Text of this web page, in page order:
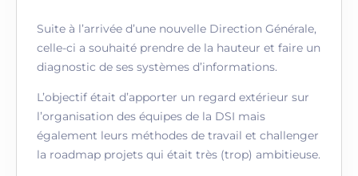
Suite à l’arrivée d’une nouvelle Direction Générale,
celle-ci a souhaité prendre de la hauteur et faire un
diagnostic de ses systèmes d’informations.
L’objectif était d’apporter un regard extérieur sur
l’organisation des équipes de la DSI mais
également leurs méthodes de travail et challenger
la roadmap projets qui était très (trop) ambitieuse.